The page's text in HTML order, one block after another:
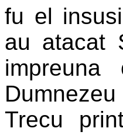
fu el
au atacat
Trecu